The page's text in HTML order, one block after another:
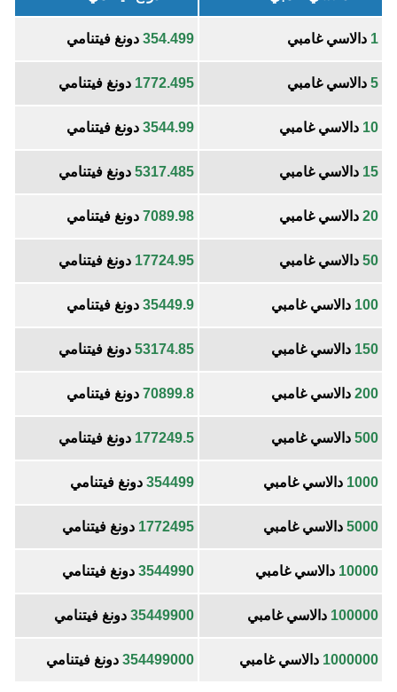
1 دالاسي غامبي 354.499 دونغ فيتنامي
5 دالاسي غامبي 1772.495 دونغ فيتنامي
10 دالاسي غامبي 3544.99 دونغ فيتنامي
15 دالاسي غامبي 5317.485 دونغ فيتنامي
20 دالاسي غامبي 7089.98 دونغ فيتنامي
50 دالاسي غامبي 17724.95 دونغ فيتنامي
100 دالاسي غامبي 35449.9 دونغ فيتنامي
150 دالاسي غامبي 53174.85 دونغ فيتنامي
200 دالاسي غامبي 70899.8 دونغ فيتنامي
500 دالاسي غامبي 177249.5 دونغ فيتنامي
1000 دالاسي غامبي 354499 دونغ فيتنامي
5000 دالاسي غامبي 1772495 دونغ فيتنامي
10000 دالاسي غامبي 3544990 دونغ فيتنامي
100000 دالاسي غامبي 35449900 دونغ فيتنامي
1000000 دالاسي غامبي 354499000 دونغ فيتنامي